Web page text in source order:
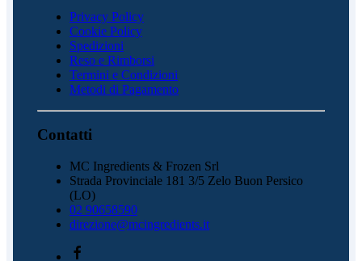
Privacy Policy
Cookie Policy
Spedizioni
Reso e Rimborsi
Termini e Condizioni
Metodi di Pagamento
Contatti
MC Ingredients & Frozen Srl
Strada Provinciale 181 3/5 Zelo Buon Persico
(LO)
02 90658590
direzione@mcingredients.it